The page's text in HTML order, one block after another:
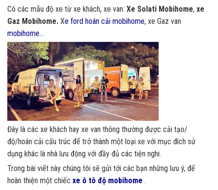
Có các mẫu độ xe từ xe khách, xe van: Xe Solati Mobihome, xe
Gaz Mobihome. Xe ford hoán cải mobihome, xe Gaz van
mobihome…
Đây là các xe khách hay xe van thông thường được cải tạo/
độ/hoán cải cấu trúc để trở thành một loại xe với mục đích sử
dụng khác là nhà lưu động với đầy đủ các tiện nghi.
Trong bài viết này chúng tôi sẽ gửi tới các bạn những lưu ý, để
hoàn thiện một chiếc xe ô tô độ mobihome .